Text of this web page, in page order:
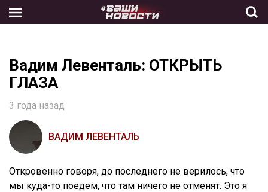
the
Вадим Левенталь: ОТКРЫТЬ
ГЛАЗА
3 года назад
ВАДИМ ЛЕВЕНТАЛЬ
Откровенно говоря, до последнего не верилось, что
мы куда-то поедем, что там ничего не отменят. Это я